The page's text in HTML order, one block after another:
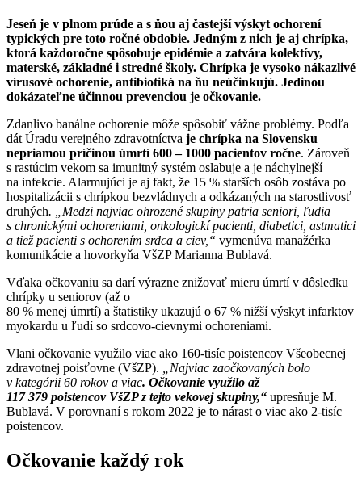
Jeseň je v plnom prúde a s ňou aj častejší výskyt ochorení
typických pre toto ročné obdobie. Jedným z nich je aj chrípka,
ktorá každoročne spôsobuje epidémie a zatvára kolektívy,
materské, základné i stredné školy. Chrípka je vysoko nákazlivé
vírusové ochorenie, antibiotiká na ňu neúčinkujú. Jedinou
dokázateľne účinnou prevenciou je očkovanie.
Zdanlivo banálne ochorenie môže spôsobiť vážne problémy. Podľa
dát Úradu verejného zdravotníctva je chrípka na Slovensku
nepriamou príčinou úmrtí 600 – 1000 pacientov ročne. Zároveň
s rastúcim vekom sa imunitný systém oslabuje a je náchylnejší
na infekcie. Alarmujúci je aj fakt, že 15 % starších osôb zostáva po
hospitalizácii s chrípkou bezvládnych a odkázaných na starostlivosť
druhých. „Medzi najviac ohrozené skupiny patria seniori, ľudia
s chronickými ochoreniami, onkologickí pacienti, diabetici, astmatici
a tiež pacienti s ochorením srdca a ciev,“ vymenúva manažérka
komunikácie a hovorkyňa VšZP Marianna Bublavá.
Vďaka očkovaniu sa darí výrazne znižovať mieru úmrtí v dôsledku
chrípky u seniorov (až o
80 % menej úmrtí) a štatistiky ukazujú o 67 % nižší výskyt infarktov
myokardu u ľudí so srdcovo-cievnymi ochoreniami.
Vlani očkovanie využilo viac ako 160-tisíc poistencov Všeobecnej
zdravotnej poisťovne (VšZP).
„Najviac zaočkovaných bolo
v kategórii 60 rokov a viac. Očkovanie využilo až
117 379 poistencov VšZP z tejto vekovej skupiny,“ upresňuje M.
Bublavá. V porovnaní s rokom 2022 je to nárast o viac ako 2-tisíc
poistencov.
Očkovanie každý rok